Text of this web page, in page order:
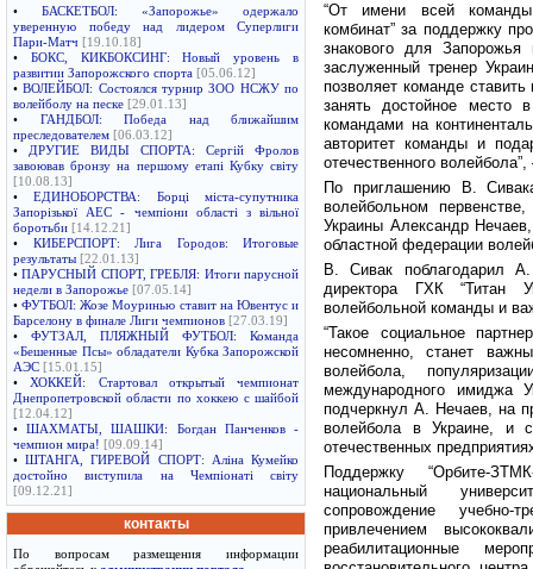
• БАСКЕТБОЛ: «Запорожье» одержало
уверенную победу над лидером Суперлиги
Пари-Матч [19.10.18]
• БОКС, КИКБОКСИНГ: Новый уровень в
развитии Запорожского спорта [05.06.12]
•ВОЛЕЙБОЛ: Состоялся турнир ЗОО НСЖУ по
волейболу на песке [29.01.13]
• ГАНДБОЛ: Победа над ближайшим
преследователем [06.03.12]
• ДРУГИЕ ВИДЫ СПОРТА: Сергій Фролов
завоював бронзу на першому етапі Кубку світу
[10.08.13]
•ЕДИНОБОРСТВА: Борці міста-супутника
Запорізької АЕС - чемпіони області з вільної
боротьби [14.12.21]
• КИБЕРСПОРТ: Лига Городов: Итоговые
результаты [22.01.13]
•ПАРУСНЫЙ СПОРТ, ГРЕБЛЯ: Итоги парусной
недели в Запорожье [07.05.14]
•ФУТБОЛ: Жозе Моуринью ставит на Ювентус и
Барселону в финале Лиги чемпионов [27.03.19]
• ФУТЗАЛ, ПЛЯЖНЫЙ ФУТБОЛ: Команда
«Бешенные Псы» обладатели Кубка Запорожской
АЭС [15.01.15]
•ХОККЕЙ: Стартовал открытый чемпионат
Днепропетровской области по хоккею с шайбой
[12.04.12]
•ШАХМАТЫ, ШАШКИ: Богдан Панченков -
чемпион мира! [09.09.14]
•ШТАНГА, ГИРЕВОЙ СПОРТ: Аліна Кумейко
достойно виступила на Чемпіонаті світу
[09.12.21]
контакты
По вопросам размещения информации
“От имени всей команды,
комбинат” за поддержку
знакового для
заслуженный тренер
позволяет команде
занять достойное место
командами на
авторитет команды и
отечественного
По приглашению В.
волейбольном
Украины Александр
областной федерации
В. Сивак поблагодарил
директора ГХК “Титан
волейбольной команды и
“Такое социальное
несомненно, станет
волейбола,
международного имиджа
подчеркнул А. Нечаев, на
волейбола в Украине, и
отечественных
Поддержку “Орбите-
национальный
сопровождение учебно-
привлечением
реабилитационные